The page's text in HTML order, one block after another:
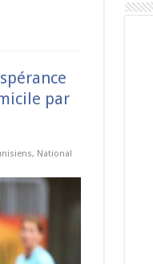
par
, National